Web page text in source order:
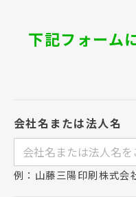
下記フォーム
会社名または法人名
例：山藤三陽印刷株式会